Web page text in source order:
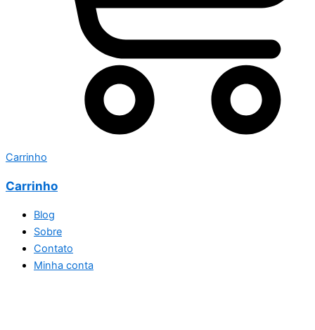
Carrinho
Carrinho
Blog
Sobre
Contato
Minha conta